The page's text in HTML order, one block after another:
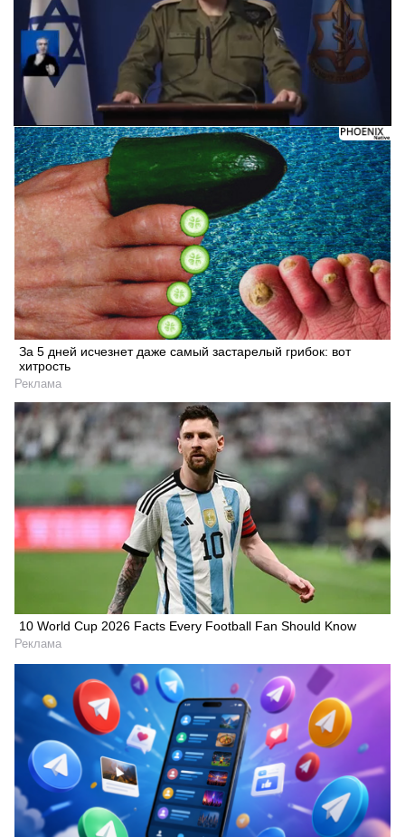
Следующее видео через 5 Отмена
За 5 дней исчезнет даже самый застарелый грибок: вот
хитрость
Реклама
10 World Cup 2026 Facts Every Football Fan Should Know
Реклама